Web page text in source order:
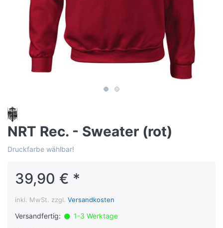
NRT Rec. - Sweater (rot)
Druckfarbe wählbar!
39,90 € *
inkl. MwSt. zzgl. Versandkosten
Versandfertig:
1-3 Werktage